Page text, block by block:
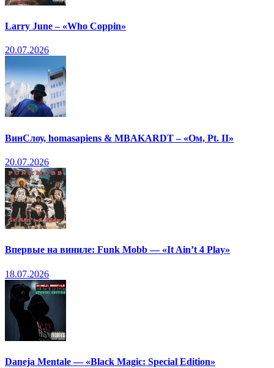
Larry June – «Who Coppin»
20.07.2026
ВинСлоу, homasapiens & MBAKARDT – «Ом, Pt. II»
20.07.2026
Впервые на виниле: Funk Mobb — «It Ain’t 4 Play»
18.07.2026
Daneja Mentale — «Black Magic: Special Edition»